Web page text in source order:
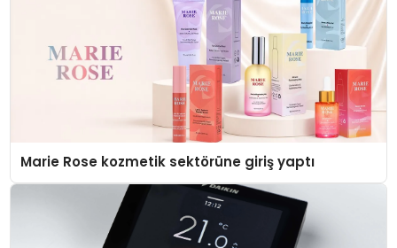
Marie Rose kozmetik sektörüne giriş yaptı